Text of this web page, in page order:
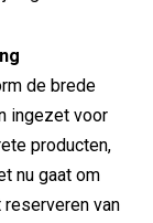
de brede
ingezet voor
producten,
nu gaat om
reserveren van